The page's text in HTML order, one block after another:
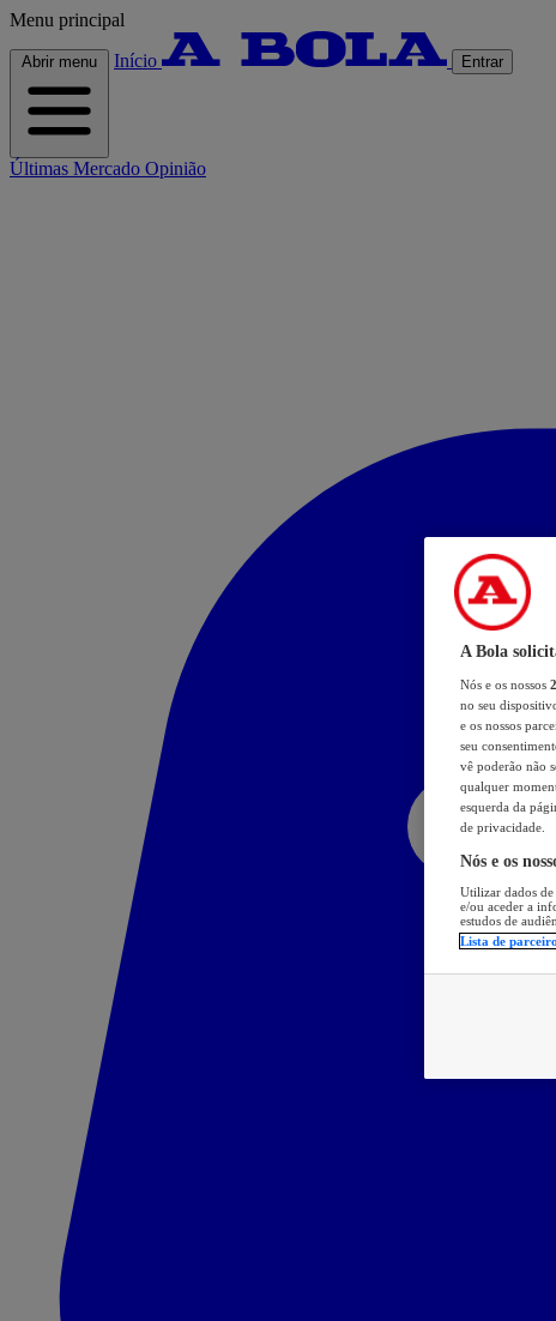
Menu principal
Abrir menu Início Entrar
Últimas Mercado Opinião
A Bola
Nós e os nossos
no seu
e os nossos
seu
vê poderão não
qualquer
esquerda da
de privacidade.
Nós e os
Utilizar dados
e/ou aceder a
estudos de
Lista de